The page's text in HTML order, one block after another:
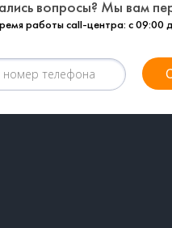
вопросы? Мы вам
работы call-центра: с 09:00